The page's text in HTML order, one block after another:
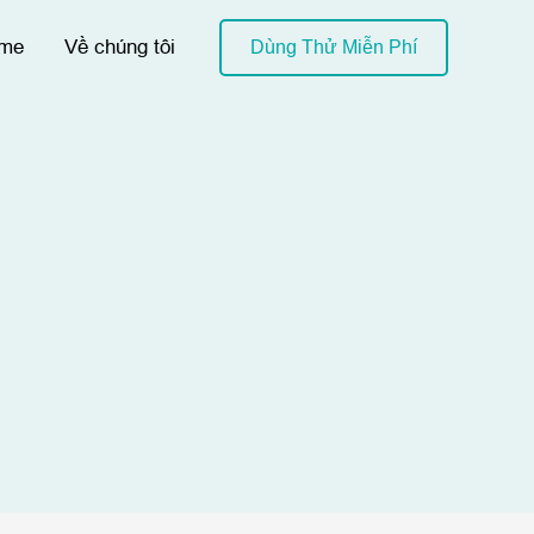
Về chúng tôi Dùng Thử Miễn Phí